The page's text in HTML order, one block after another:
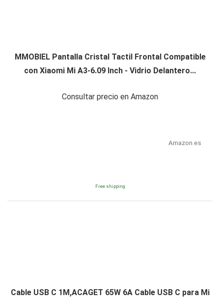
MMOBIEL Pantalla Cristal Tactil Frontal Compatible
con Xiaomi Mi A3-6.09 Inch - Vidrio Delantero...
Consultar precio en Amazon
Amazon.es
Free shipping
Cable USB C 1M,ACAGET 65W 6A Cable USB C para Mi